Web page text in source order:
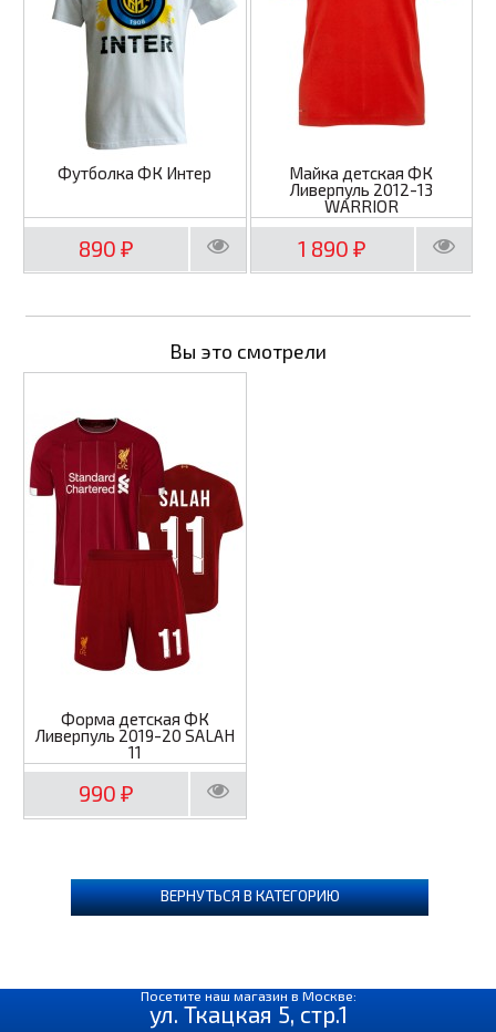
Футболка ФК Интер
890 ₽
Майка детская ФК
Ливерпуль 2012-13
WARRIOR
1 890₽
Вы это смотрели
Форма детская ФК
Ливерпуль 2019-20 SALAH
11
990 ₽
ВЕРНУТЬСЯ В КАТЕГОРИЮ
Посетите наш магазин в Москве:
ул. Ткацкая 5, стр.1